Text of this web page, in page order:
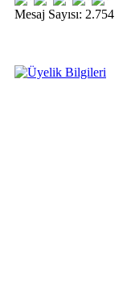
Mesaj Sayısı: 2.754